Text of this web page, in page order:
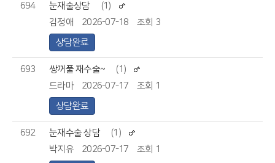
694 눈재술상담
(1)
김정애
2026-07-18
조회 3
상담완료
693 쌍꺼풀 재수술~
(1)
드라마
2026-07-17
조회 1
상담완료
692 눈재수술 상담
(1)
박지유
2026-07-17
조회 1